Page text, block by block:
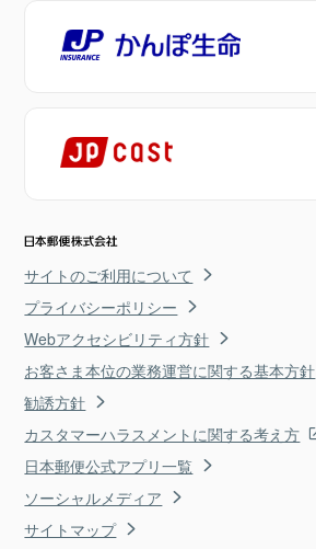
サイトのご利用について
プライバシーポリシー
Webアクセシビリティ方針
お客さま本位の業務運営に関する基本方針
勧誘方針
カスタマーハラスメントに関する考え方
日本郵便公式アプリ一覧
ソーシャルメディア
サイトマップ